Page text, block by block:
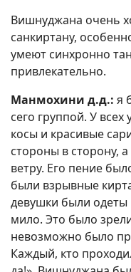
Вишнуджана очень
санкиртану,
умеют синхронно
привлекательно.
Манмохини д.д.: я
сего группой. У
косы и красивые
стороны в сторону,
ветру. Его пение
были взрывные
девушки были одеты
мило. Это было
невозможно было
Каждый, кто